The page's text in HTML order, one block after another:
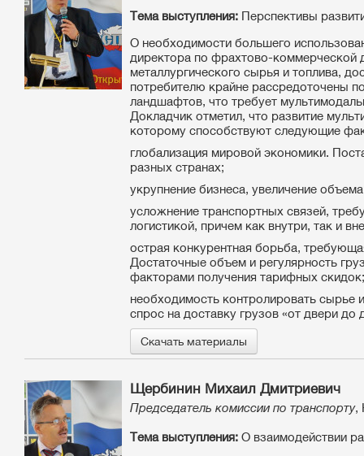
Тема выступления: Перспективы
О необходимости большего
директора по фрахтово-коммерческой
металлургического сырья и топлива,
потребителю крайне рассредоточены
ландшафтов, что требует
Докладчик отметил, что развитие
которому способствуют следующие
глобализация мировой экономики.
разных странах;
укрупнение бизнеса, увеличение
усложнение транспортных связей,
логистикой, причем как внутри, так и
острая конкурентная борьба,
Достаточные объем и регулярность
факторами получения тарифных скидок;
необходимость контролировать сырье
спрос на доставку грузов «от двери до
Скачать материалы
Щербинин Михаил Дмитриевич
Председатель комиссии по транспорту,
Тема выступления: О взаимодействии